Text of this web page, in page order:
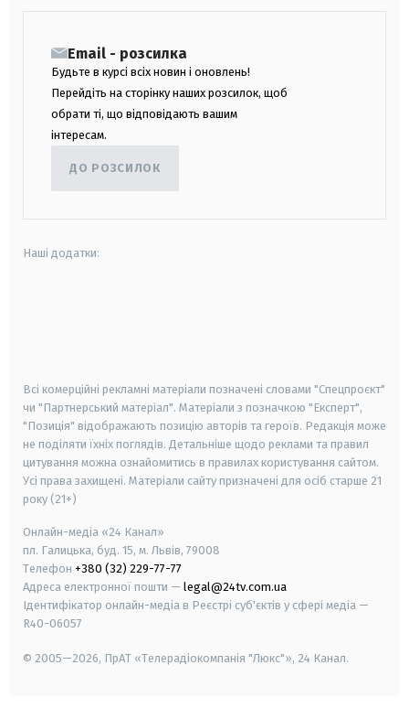
Email - розсилка
Будьте в курсі всіх новин і оновлень!
Перейдіть на сторінку наших розсилок, щоб
обрати ті, що відповідають вашим
інтересам.
ДО РОЗСИЛОК
Наші додатки:
Всі комерційні рекламні матеріали позначені словами "Спецпроєкт"
чи "Партнерський матеріал". Матеріали з позначкою "Експерт",
"Позиція" відображають позицію авторів та героїв. Редакція може
не поділяти їхніх поглядів. Детальніше щодо реклами та правил
цитування можна ознайомитись в правилах користування сайтом.
Усі права захищені. Матеріали сайту призначені для осіб старше 21
року (21+)
Онлайн-медіа «24 Канал»
пл. Галицька, буд. 15, м. Львів, 79008
Телефон +380 (32) 229-77-77
Адреса електронної пошти — legal@24tv.com.ua
Ідентифікатор онлайн-медіа в Реєстрі суб'єктів у сфері медіа —
R40-06057
© 2005—2026, ПрАТ «Телерадіокомпанія "Люкс"», 24 Канал.